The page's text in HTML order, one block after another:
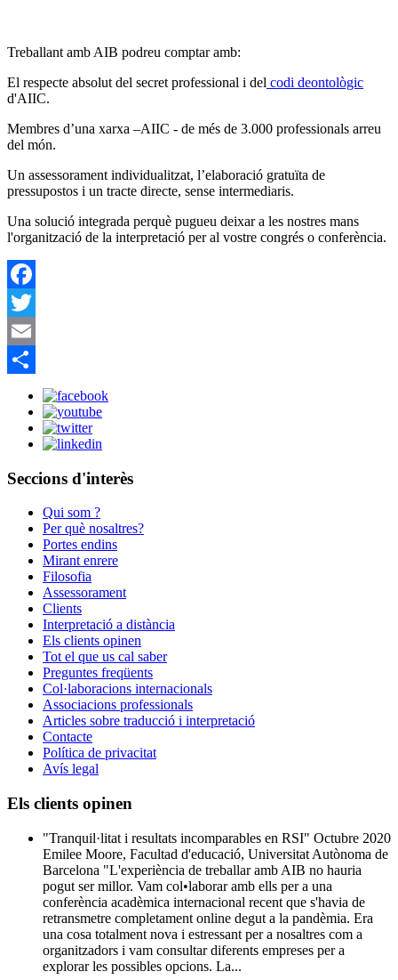
Treballant amb AIB podreu comptar amb:
El respecte absolut del secret professional i del codi deontològic
d'AIIC.
Membres d’una xarxa –AIIC - de més de 3.000 professionals arreu
del món.
Un assessorament individualitzat, l’elaboració gratuïta de
pressupostos i un tracte directe, sense intermediaris.
Una solució integrada perquè pugueu deixar a les nostres mans
l'organització de la interpretació per al vostre congrés o conferència.
Facebook
Twitter
Email
Seccions d'interès
Qui som ?
Per què nosaltres?
Portes endins
Mirant enrere
Filosofia
Assessorament
Clients
Interpretació a distància
Els clients opinen
Tot el que us cal saber
Preguntes freqüents
Col·laboracions internacionals
Associacions professionals
Articles sobre traducció i interpretació
Contacte
Política de privacitat
Avís legal
Els clients opinen
"Tranquil·litat i resultats incomparables en RSI" Octubre 2020
Emilee Moore, Facultad d'educació, Universitat Autònoma de
Barcelona "L'experiència de treballar amb AIB no hauria
pogut ser millor. Vam col•laborar amb ells per a una
conferència acadèmica internacional recent que s'havia de
retransmetre completament online degut a la pandèmia. Era
una cosa totalment nova i estressant per a nosaltres com a
organitzadors i vam consultar diferents empreses per a
explorar les possibles opcions. La...